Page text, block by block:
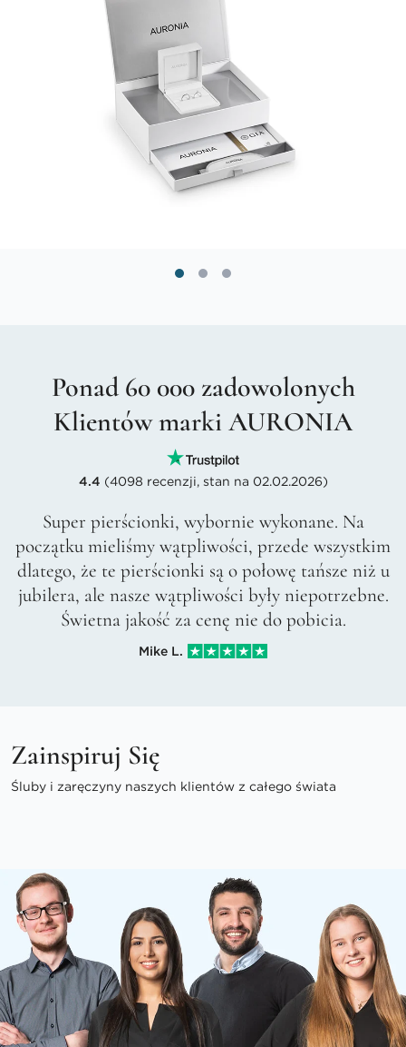
Ponad 60 000 zadowolonych
Klientów marki AURONIA
4.4 (4098 recenzji, stan na 02.02.2026)
Super pierścionki, wybornie wykonane. Na
początku mieliśmy wątpliwości, przede wszystkim
dlatego, że te pierścionki są o połowę tańsze niż u
jubilera, ale nasze wątpliwości były niepotrzebne.
Świetna jakość za cenę nie do pobicia.
Mike L.
Zainspiruj Się
Śluby i zaręczyny naszych klientów z całego świata